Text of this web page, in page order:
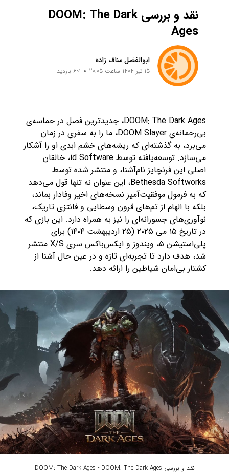
نقد و بررسی DOOM: The Dark
Ages
ابوالفضل مناف زاده
15 تیر 1404 ساعت 20:05 601 بازدید
DOOM: The Dark Ages، جدیدترین فصل در حماسه‌ی
بی‌رحمانه‌ی DOOM Slayer، ما را به سفری در زمان
می‌برد، به گذشته‌ای که ریشه‌های خشم ابدی او را آشکار
می‌سازد. توسعه‌یافته توسط id Software، خالقان
اصلی این فرنچایز نام‌آشنا، و منتشر شده توسط
Bethesda Softworks، این عنوان نه تنها قول می‌دهد
که به فرمول موفقیت‌آمیز نسخه‌های اخیر وفادار بماند،
بلکه با الهام از تم‌های قرون وسطایی و فانتزی تاریک،
نوآوری‌های جسورانه‌ای را نیز به همراه دارد. این بازی که
در تاریخ ۱۵ می ۲۰۲۵ (۲۵ اردیبهشت ۱۴۰۴) برای
پلی‌استیشن ۵، ویندوز و ایکس‌باکس سری X/S منتشر
شد، هدف دارد تا تجربه‌ای تازه و در عین حال آشنا از
کشتار بی‌امان شیاطین را ارائه دهد.
نقد و بررسی DOOM: The Dark Ages - DOOM: The Dark Ages